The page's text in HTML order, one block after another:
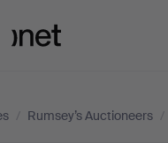
/ Rumsey’s Auctioneers /